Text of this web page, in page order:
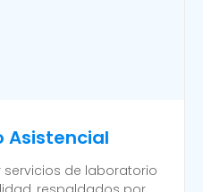
Asistencial
servicios de laboratorio